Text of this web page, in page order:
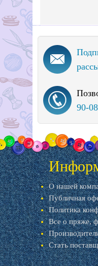
90-08
О нашей
Публичная
Политика
Все о пряже,
Стать